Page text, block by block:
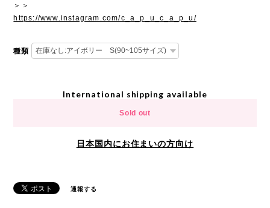
＞＞
https://www.instagram.com/c_a_p_u_c_a_p_u/
種類
International shipping available
Sold out
日本国内にお住まいの方向け
通報する